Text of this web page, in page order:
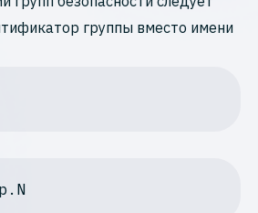
группы вместо имени